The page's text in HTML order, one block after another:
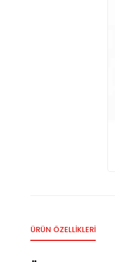
ÜRÜN ÖZELLIKLERI